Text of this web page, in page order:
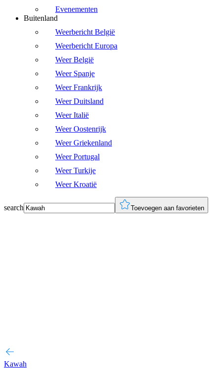
Evenementen
Buitenland
Weerbericht België
Weerbericht Europa
Weer België
Weer Spanje
Weer Frankrijk
Weer Duitsland
Weer Italië
Weer Oostenrijk
Weer Griekenland
Weer Portugal
Weer Turkije
Weer Kroatië
search Toevoegen aan favorieten
Kawah